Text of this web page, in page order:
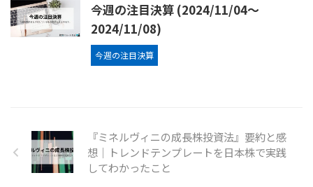
今週の注目決算 (2024/11/04〜
2024/11/08)
今週の注目決算
『ミネルヴィニの成長株投資法』要約と感
想｜トレンドテンプレートを日本株で実践
してわかったこと